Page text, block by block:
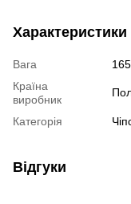
Характеристики
Вага
Країна
виробник
Категорія
Відгуки